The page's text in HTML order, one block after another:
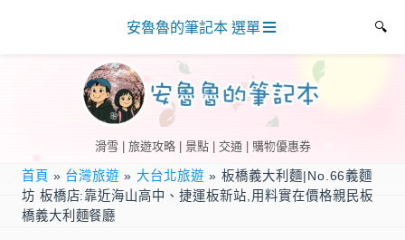
滑雪 | 旅遊攻略 | 景點 | 交通 | 購物優惠券
安魯魯的筆記本 選單
首頁 » 台灣旅遊 »大台北旅遊 » 板橋義大利麵|No.66義麵
坊 板橋店:靠近海山高中、捷運板新站,用料實在價格親民板
橋義大利麵餐廳